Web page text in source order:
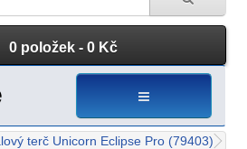
0 položek - 0 Kč
terč Unicorn Eclipse Pro (79403)